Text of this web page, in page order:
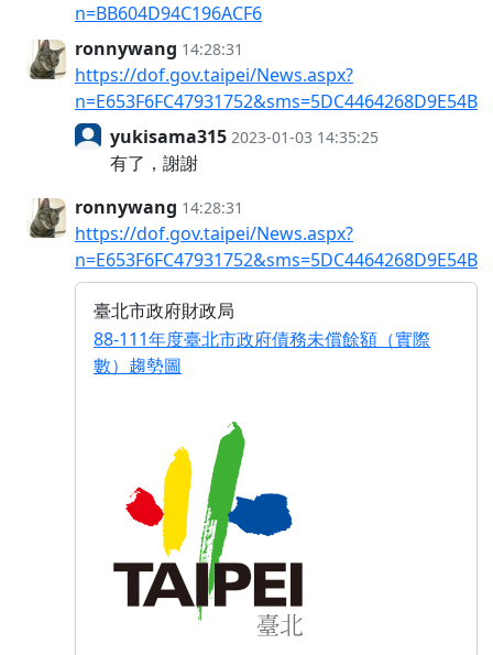
n=BB604D94C196ACF6
ronnywang 14:28:31
https://dof.gov.taipei/News.aspx?
n=E653F6FC47931752&sms=5DC4464268D9E54B
yukisama315 2023-01-03 14:35:25
有了，謝謝
ronnywang 14:28:31
https://dof.gov.taipei/News.aspx?
n=E653F6FC47931752&sms=5DC4464268D9E54B
臺北市政府財政局
88-111年度臺北市政府債務未償餘額（實際
數）趨勢圖